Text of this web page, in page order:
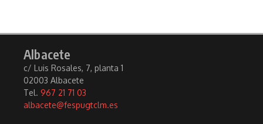
Albacete
c/ Luis Rosales, 7, planta 1
02003 Albacete
Tel. 967 21 71 03
albacete@fespugtclm.es